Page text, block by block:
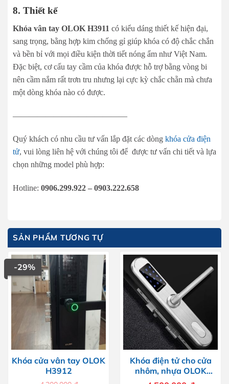
8. Thiết kế
Khóa vân tay OLOK H3911 có kiểu dáng thiết kế hiện đại,
sang trọng, bằng hợp kim chống gỉ giúp khóa có độ chắc chắn
và bền bỉ với mọi điều kiện thời tiết nóng ẩm như Việt Nam.
Đặc biệt, cơ cấu tay cầm của khóa được hỗ trợ bằng vòng bi
nên cầm nắm rất trơn tru nhưng lại cực kỳ chắc chẵn mà chưa
một dòng khóa nào có được.
——————————————
Quý khách có nhu cầu tư vấn lắp đặt các dòng khóa cửa điện
tử, vui lòng liên hệ với chúng tôi để được tư vấn chi tiết và lựa
chọn những model phù hợp:
Hotline: 0906.299.922 – 0903.222.658
SẢN PHẨM TƯƠNG TỰ
-29%
Khóa cửa vân tay OLOK
H3912
Khóa điện tử cho cửa
nhôm, nhựa OLOK
H2300